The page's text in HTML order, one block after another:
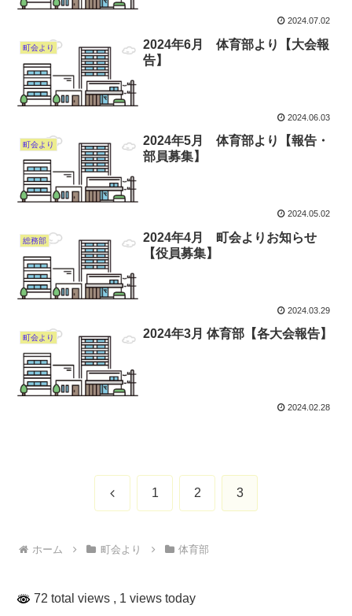
2024.07.02
町会より
2024年6月 体育部より【大会報
告】
2024.06.03
町会より
2024年5月 体育部より【報告・
部員募集】
2024.05.02
総務部
2024年4月 町会よりお知らせ
【役員募集】
2024.03.29
町会より 2024年3月 体育部【各大会報告】
2024.02.28
前 1 2 3
ホーム 町会より 体育部
72 total views , 1 views today